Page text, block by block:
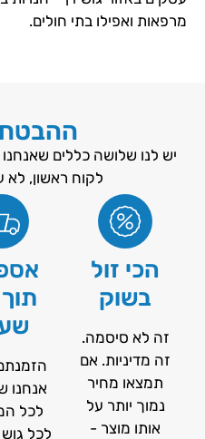
מרפאות ואפילו בתי חולים.
יש לנו שלושה כללים
לקוח ראשון, לא
הכי זול
בשוק
זה לא סיסמה.
זה מדיניות. אם
תמצאו מחיר
נמוך יותר על
אותו מוצר -
אנחנו
לכל
לכל גוש